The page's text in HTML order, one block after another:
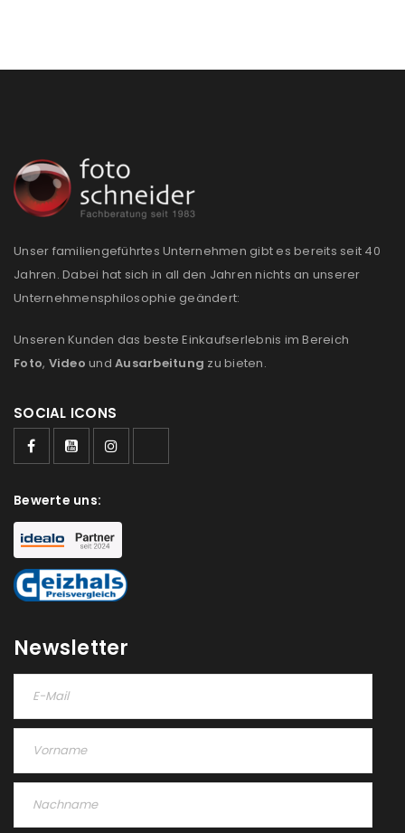
ANMELDEN
Benutzername oder E-Mail-Adresse
Passwort*
ANMELDEN
PASSWORT VERGESSEN?
REGISTRIEREN
Unser familiengeführtes Unternehmen gibt es bereits seit 40
Jahren. Dabei hat sich in all den Jahren nichts an unserer
Unternehmensphilosophie geändert:
Unseren Kunden das beste Einkaufserlebnis im Bereich
Foto, Video und Ausarbeitung zu bieten.
SOCIAL ICONS
Bewerte uns:
Newsletter